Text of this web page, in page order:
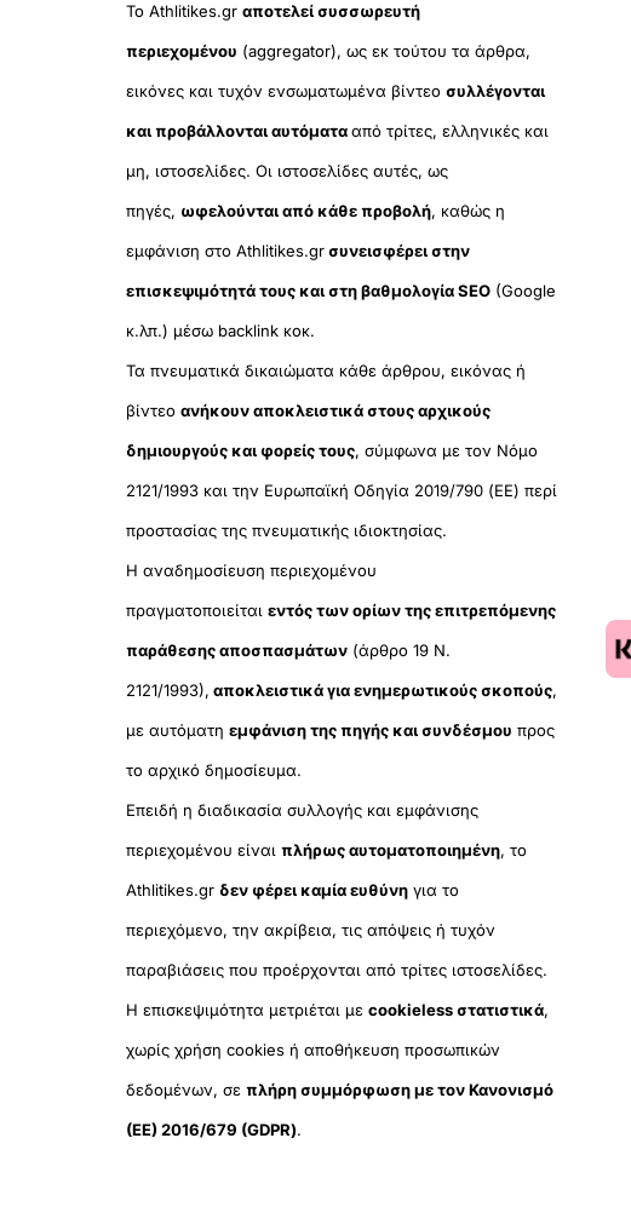
Το Athlitikes.gr αποτελεί συσσωρευτή
περιεχομένου (aggregator), ως εκ τούτου τα άρθρα,
εικόνες και τυχόν ενσωματωμένα βίντεο συλλέγονται
και προβάλλονται αυτόματααπό τρίτες, ελληνικές και
μη, ιστοσελίδες. Οι ιστοσελίδες αυτές, ως
πηγές, ωφελούνται από κάθε προβολή, καθώς η
εμφάνιση στο Athlitikes.grσυνεισφέρει στην
επισκεψιμότητά τους και στη βαθμολογία SEO(Google
κ.λπ.) μέσω backlink κοκ.
Τα πνευματικά δικαιώματα κάθε άρθρου, εικόνας ή
βίντεο ανήκουν αποκλειστικά στους αρχικούς
δημιουργούς και φορείς τους, σύμφωνα με τον Νόμο
2121/1993 και την Ευρωπαϊκή Οδηγία 2019/790 (ΕΕ) περί
προστασίας της πνευματικής ιδιοκτησίας.
Η αναδημοσίευση περιεχομένου
πραγματοποιείται εντός των ορίων της επιτρεπόμενης
παράθεσης αποσπασμάτων(άρθρο 19 Ν.
2121/1993), αποκλειστικά για ενημερωτικούς σκοπούς,
με αυτόματη εμφάνιση της πηγής και συνδέσμου προς
το αρχικό δημοσίευμα.
Επειδή η διαδικασία συλλογής και εμφάνισης
περιεχομένου είναι πλήρως αυτοματοποιημένη, το
Athlitikes.gr δεν φέρει καμία ευθύνηγια το
περιεχόμενο, την ακρίβεια, τις απόψεις ή τυχόν
παραβιάσεις που προέρχονται από τρίτες ιστοσελίδες.
Η επισκεψιμότητα μετριέται με cookieless στατιστικά,
χωρίς χρήση cookies ή αποθήκευση προσωπικών
δεδομένων, σε πλήρη συμμόρφωση με τον Κανονισμό
(ΕΕ) 2016/679 (GDPR).